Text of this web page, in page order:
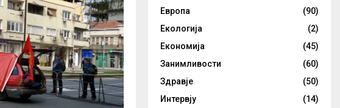
Европа
(90)
Екологија
(2)
Економија
(45)
Занимливости
(60)
Здравје
(50)
Интервју
(14)